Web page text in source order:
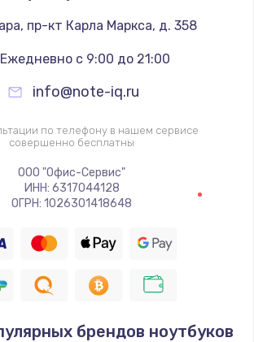
, пр-кт Карла Маркса, д. 358
Ежедневно с 9:00 до 21:00
info@note-iq.ru
по телефону в нашем сервисе
совершенно бесплатны
ООО "Офис-Сервис"
ИНН: 6317044128
ОГРН: 1026301418648
брендов ноутбуков